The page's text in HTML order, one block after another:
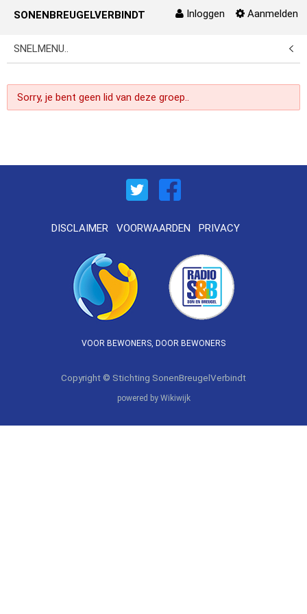
Naar content
Inloggen Aanmelden
SONENBREUGELVERBINDT
SNELMENU..
Sorry, je bent geen lid van deze groep..
DISCLAIMER VOORWAARDEN PRIVACY
VOOR BEWONERS, DOOR BEWONERS
Copyright © Stichting SonenBreugelVerbindt
powered by Wikiwijk